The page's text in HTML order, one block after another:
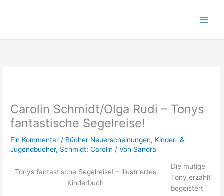
Carolin Schmidt/Olga Rudi – Tonys
fantastische Segelreise!
Ein Kommentar / Bücher Neuerscheinungen, Kinder- &
Jugendbücher, Schmidt; Carolin / Von Sandra
Tonys fantastische Segelreise! – illustriertes
Kinderbuch
Die mutige
Tony erzählt
begeistert